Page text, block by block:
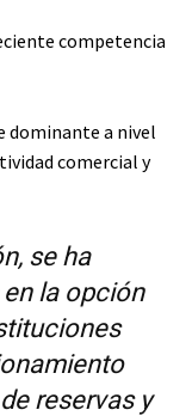
competencia
dominante a nivel
comercial y
se ha
la opción
reservas y